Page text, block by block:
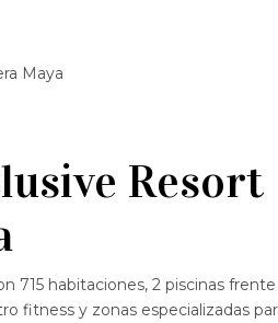
Maya
Resort
715 habitaciones, 2 piscinas frente
fitness y zonas especializadas